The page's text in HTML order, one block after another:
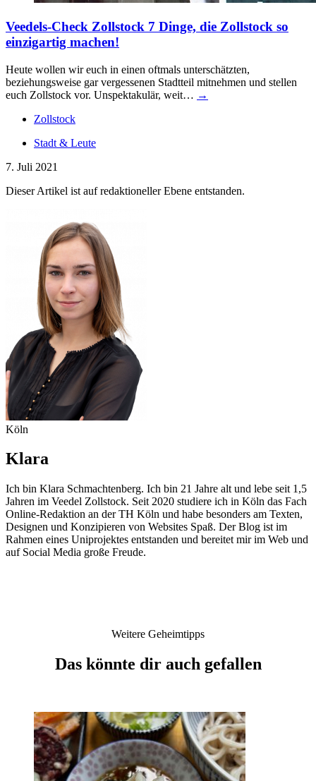
Veedels-Check Zollstock 7 Dinge, die Zollstock so
einzigartig machen!
Heute wollen wir euch in einen oftmals unterschätzten,
beziehungsweise gar vergessenen Stadtteil mitnehmen und stellen
euch Zollstock vor. Unspektakulär, weit… →
Zollstock
Stadt & Leute
7. Juli 2021
Dieser Artikel ist auf redaktioneller Ebene entstanden.
Köln
Klara
Ich bin Klara Schmachtenberg. Ich bin 21 Jahre alt und lebe seit 1,5
Jahren im Veedel Zollstock. Seit 2020 studiere ich in Köln das Fach
Online-Redaktion an der TH Köln und habe besonders am Texten,
Designen und Konzipieren von Websites Spaß. Der Blog ist im
Rahmen eines Uniprojektes entstanden und bereitet mir im Web und
auf Social Media große Freude.
Weitere Geheimtipps
Das könnte dir auch gefallen